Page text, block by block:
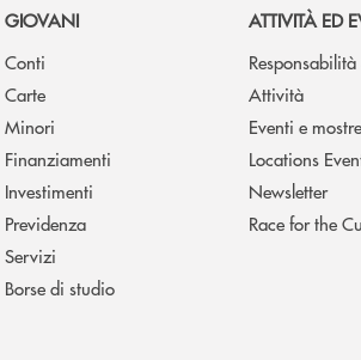
GIOVANI
Conti
Carte
Minori
Finanziamenti
Investimenti
Previdenza
Servizi
Borse di studio
ATTIVITÀ ED
Attività
Eventi e mostre
Locations
Newsletter
Race for the